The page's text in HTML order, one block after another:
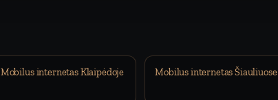
Mobilus internetas Klaipėdoje Mobilus internetas Šiauliuose